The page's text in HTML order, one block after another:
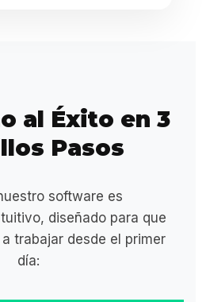
al Éxito en 3
Pasos
software es
diseñado para que
trabajar desde el primer
día: